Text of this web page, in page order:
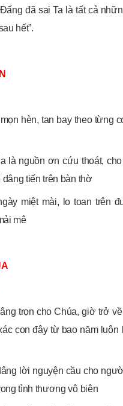
đã sai Ta là tất cả
hết”.
hèn, tan bay theo
là nguồn ơn cứu thoát,
tiến trên bàn thờ
miệt mài, lo toan trên
mê
trọn cho Chúa, giờ trở
con đây từ bao năm
lời nguyện cầu cho
tình thương vô biên